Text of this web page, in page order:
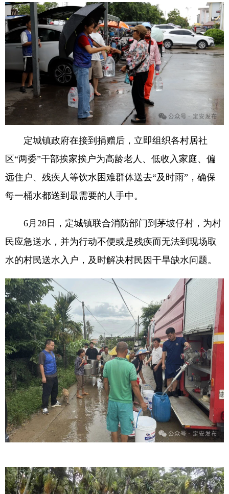
定城镇政府在接到捐赠后，立即组织各村居社
区“两委”干部挨家挨户为高龄老人、低收入家庭、偏
远住户、残疾人等饮水困难群体送去“及时雨”，确保
每一桶水都送到最需要的人手中。
6月28日，定城镇联合消防部门到茅坡仔村，为村
民应急送水，并为行动不便或是残疾而无法到现场取
水的村民送水入户，及时解决村民因干旱缺水问题。